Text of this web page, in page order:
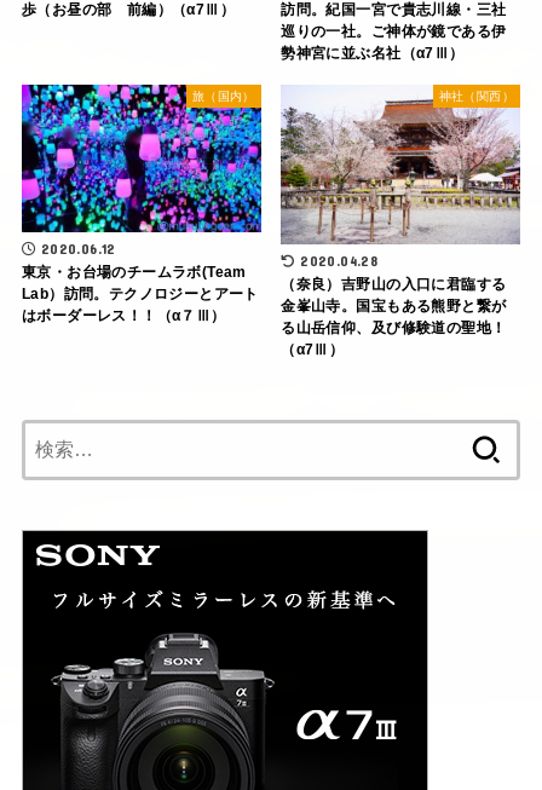
歩（お昼の部 前編）（α7Ⅲ）
訪問。紀国一宮で貴志川線・三社
巡りの一社。ご神体が鏡である伊
勢神宮に並ぶ名社（α7Ⅲ）
旅（国内）
2020.06.12
東京・お台場のチームラボ(Team
Lab）訪問。テクノロジーとアート
はボーダーレス！！（α７Ⅲ）
神社（関西）
2020.04.28
（奈良）吉野山の入口に君臨する
金峯山寺。国宝もある熊野と繋が
る山岳信仰、及び修験道の聖地！
（α7Ⅲ）
索: